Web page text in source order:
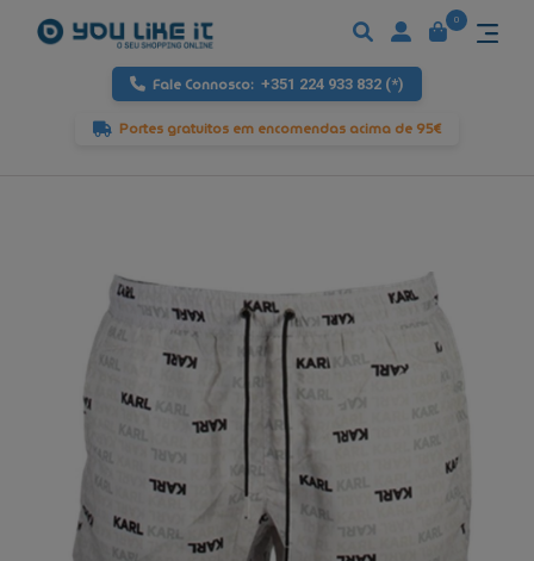
Fale Connosco: +351 224 933 832 (*)
Portes gratuitos em encomendas acima de 95€
0